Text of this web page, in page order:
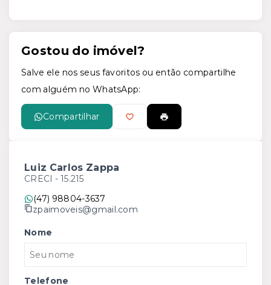
Gostou do imóvel?
Salve ele nos seus favoritos ou então compartilhe
com alguém no WhatsApp:
Compartilhar
Luiz Carlos Zappa
CRECI - 15.215
(47) 98804-3637
zpaimoveis@gmail.com
Nome
Telefone